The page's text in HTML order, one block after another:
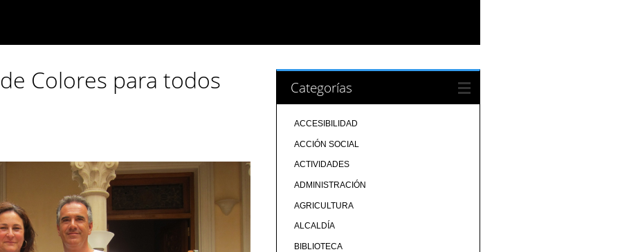
Colores para todos Categorías
ACCESIBILIDAD
ACCIÓN SOCIAL
ACTIVIDADES
ADMINISTRACIÓN
AGRICULTURA
ALCALDÍA
BIBLIOTECA